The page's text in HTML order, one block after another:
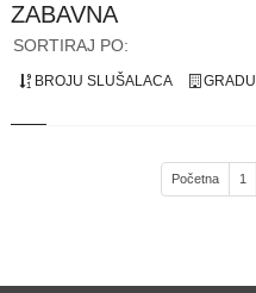
ZABAVNA
SORTIRAJ PO:
BROJU SLUŠALACA GRADU
Početna 1